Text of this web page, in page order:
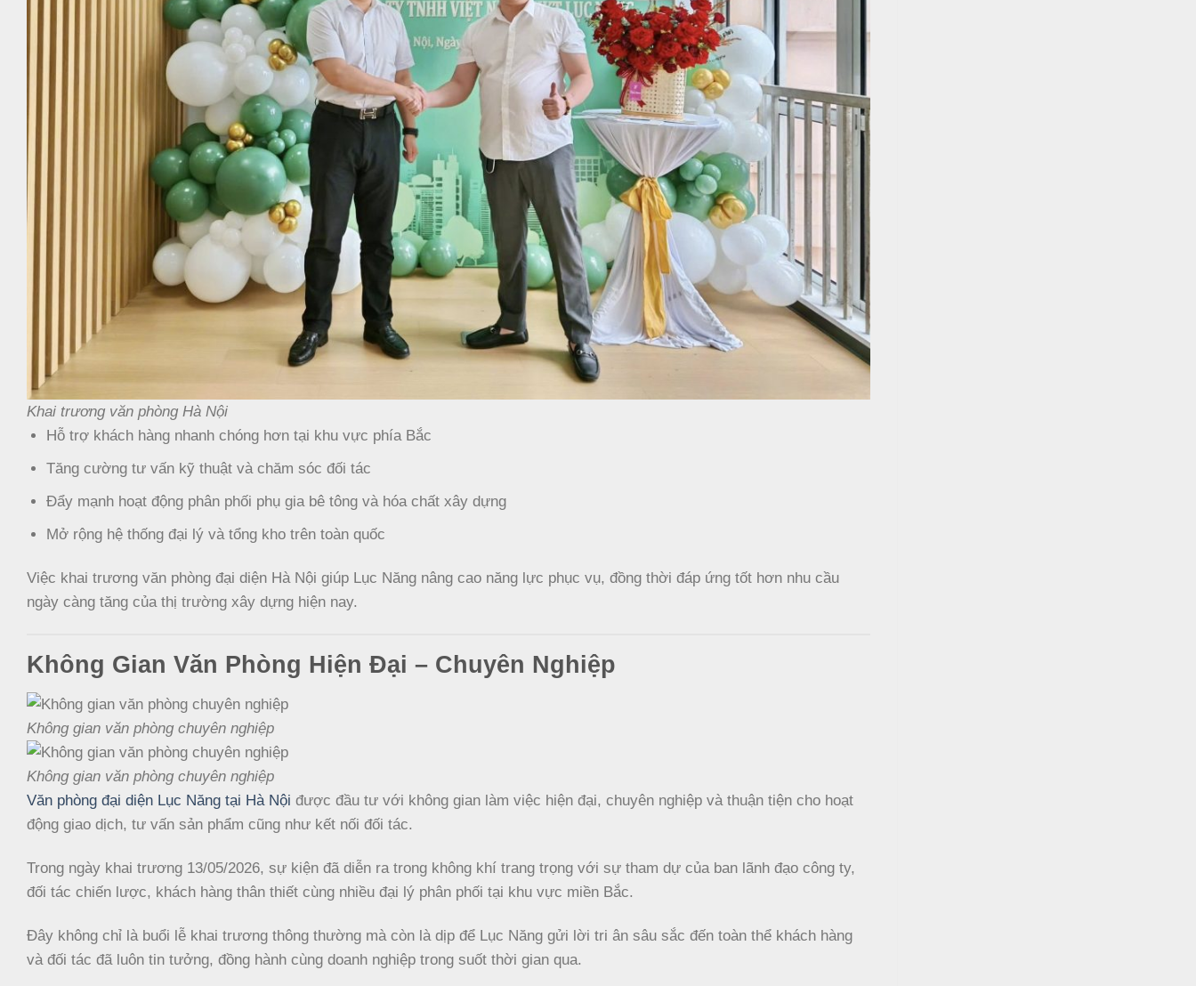
Khai trương văn phòng Hà Nội
Hỗ trợ khách hàng nhanh chóng hơn tại khu vực phía Bắc
Tăng cường tư vấn kỹ thuật và chăm sóc đối tác
Đẩy mạnh hoạt động phân phối phụ gia bê tông và hóa chất xây dựng
Mở rộng hệ thống đại lý và tổng kho trên toàn quốc
Việc khai trương văn phòng đại diện Hà Nội giúp Lục Năng nâng cao năng lực phục vụ, đồng thời đáp ứng tốt hơn nhu cầu
ngày càng tăng của thị trường xây dựng hiện nay.
Không Gian Văn Phòng Hiện Đại – Chuyên Nghiệp
Không gian văn phòng chuyên nghiệp
Không gian văn phòng chuyên nghiệp
Văn phòng đại diện Lục Năng tại Hà Nội được đầu tư với không gian làm việc hiện đại, chuyên nghiệp và thuận tiện cho hoạt
động giao dịch, tư vấn sản phẩm cũng như kết nối đối tác.
Trong ngày khai trương 13/05/2026, sự kiện đã diễn ra trong không khí trang trọng với sự tham dự của ban lãnh đạo công ty,
đối tác chiến lược, khách hàng thân thiết cùng nhiều đại lý phân phối tại khu vực miền Bắc.
Đây không chỉ là buổi lễ khai trương thông thường mà còn là dịp để Lục Năng gửi lời tri ân sâu sắc đến toàn thể khách hàng
và đối tác đã luôn tin tưởng, đồng hành cùng doanh nghiệp trong suốt thời gian qua.